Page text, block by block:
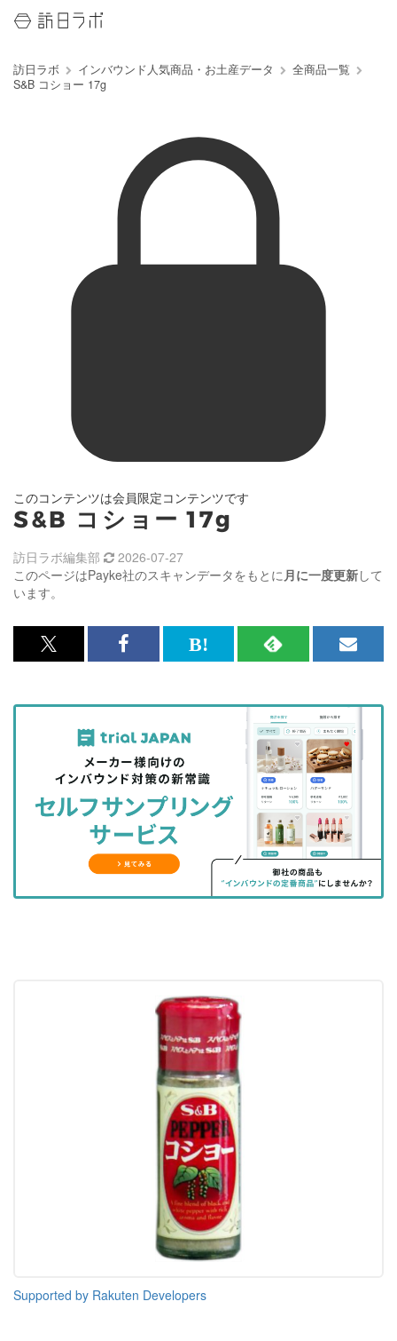
訪日ラボ インバウンド人気商品・お土産データ
全商品一覧
S&B コショー 17g
このコンテンツは会員限定コンテンツです
S&B コショー 17g
このページはPayke社のスキャンデータをもとに月に一度更新して
います。
訪日ラボ編集部 2026-07-27
x<br>
記
を
シ
ェ
る
Facebook<br>
記
事
を
シ
ェ
ア
す
る
は
な
ッ
ク
マ
に
RSS
記
事
を
購
読
す
る
メ
マ
ガ
登
録
す
る
Supported by Rakuten Developers